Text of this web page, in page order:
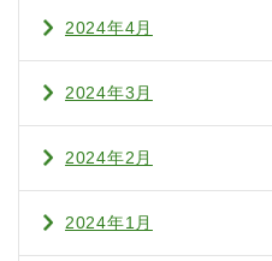
2024年4月
2024年3月
2024年2月
2024年1月